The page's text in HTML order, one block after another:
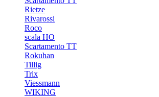
Rietze
Rivarossi
Roco
scala HO
Scartamento TT
Rokuhan
Tillig
Trix
Viessmann
WIKING